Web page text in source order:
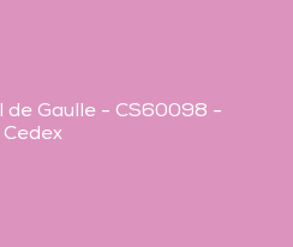
de Gaulle - CS60098 -
Cedex